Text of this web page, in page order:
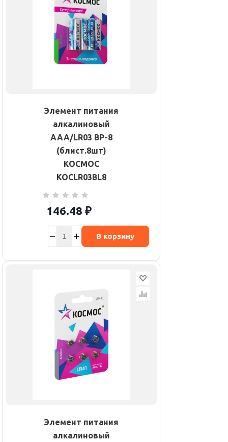
Элемент питания
алкалиновый
AAA/LR03 BP-8
(блист.8шт)
КОСМОС
KOCLR03BL8
146.48 ₽
В корзину
Элемент питания
алкалиновый